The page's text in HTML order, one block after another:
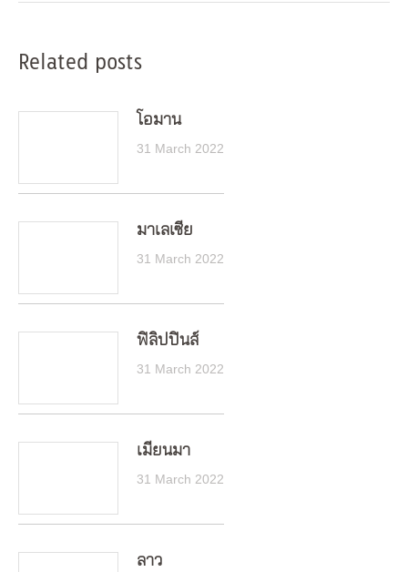
Related posts
โอมาน
31 March 2022
มาเลเซีย
31 March 2022
ฟิลิปปินส์
31 March 2022
เมียนมา
31 March 2022
ลาว